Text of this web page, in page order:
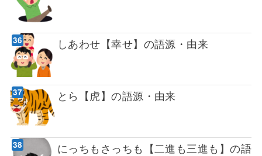
しあわせ【幸せ】の語源・由来
とら【虎】の語源・由来
にっちもさっちも【二進も三進も】の語